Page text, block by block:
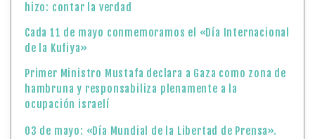
hizo: contar la verdad
Cada 11 de mayo conmemoramos el «Día Internacional
de la Kufiya»
Primer Ministro Mustafa declara a Gaza como zona de
hambruna y responsabiliza plenamente a la
ocupación israelí
03 de mayo: «Día Mundial de la Libertad de Prensa».